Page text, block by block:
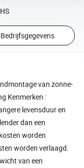
Bedrijfsgegevens
van zonne-
Kenmerken :
levensduur en
dan een
worden
worden verlaagd.
van een